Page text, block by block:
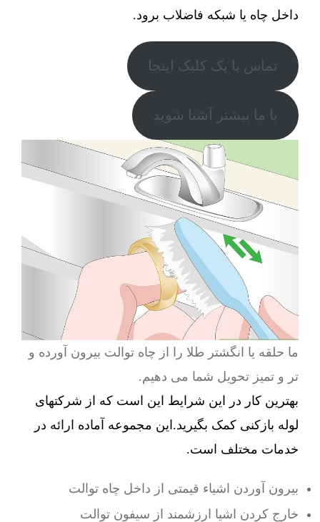
داخل چاه یا شبکه فاضلاب برود.
تماس با یک کلیک اینجا
با ما بیشتر آشنا شوید
ما حلقه یا انگشتر طلا را از چاه توالت بیرون آورده و
تر و تمیز تحویل شما می دهیم.
بهترین کار در این شرایط این است که از شرکتهای
لوله بازکنی کمک بگیرید.این مجموعه آماده ارائه در
خدمات مختلف است.
بیرون آوردن اشیاء قیمتی از داخل چاه توالت
خارج کردن اشیا ارزشمند از سیفون توالت